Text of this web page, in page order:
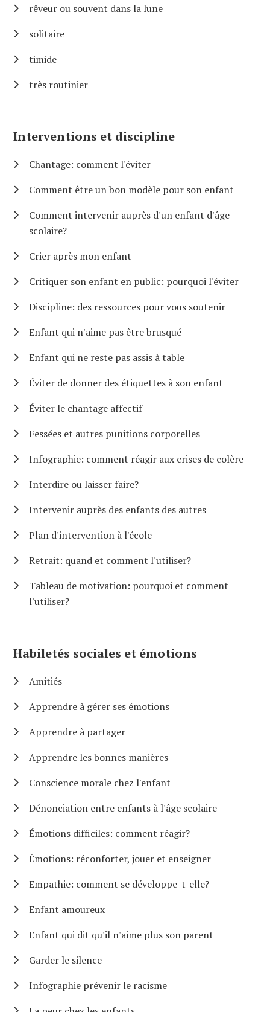
rêveur ou souvent dans la lune
solitaire
timide
très routinier
Interventions et discipline
Chantage: comment l'éviter
Comment être un bon modèle pour son enfant
Comment intervenir auprès d'un enfant d'âge
scolaire?
Crier après mon enfant
Critiquer son enfant en public: pourquoi l'éviter
Discipline: des ressources pour vous soutenir
Enfant qui n'aime pas être brusqué
Enfant qui ne reste pas assis à table
Éviter de donner des étiquettes à son enfant
Éviter le chantage affectif
Fessées et autres punitions corporelles
Infographie: comment réagir aux crises de colère
Interdire ou laisser faire?
Intervenir auprès des enfants des autres
Plan d'intervention à l'école
Retrait: quand et comment l'utiliser?
Tableau de motivation: pourquoi et comment
l'utiliser?
Habiletés sociales et émotions
Amitiés
Apprendre à gérer ses émotions
Apprendre à partager
Apprendre les bonnes manières
Conscience morale chez l'enfant
Dénonciation entre enfants à l'âge scolaire
Émotions difficiles: comment réagir?
Émotions: réconforter, jouer et enseigner
Empathie: comment se développe-t-elle?
Enfant amoureux
Enfant qui dit qu'il n'aime plus son parent
Garder le silence
Infographie prévenir le racisme